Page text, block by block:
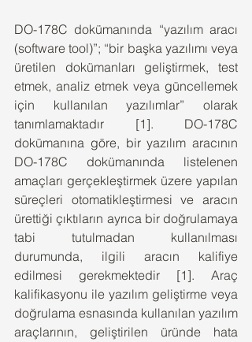
DO-178C dokümanında “yazılım aracı
(software tool)”; “bir başka yazılımı veya
üretilen dokümanları geliştirmek, test
etmek, analiz etmek veya güncellemek
için kullanılan yazılımlar” olarak
tanımlamaktadır [1]. DO-178C
dokümanına göre, bir yazılım aracının
DO-178C dokümanında listelenen
amaçları gerçekleştirmek üzere yapılan
süreçleri otomatikleştirmesi ve aracın
ürettiği çıktıların ayrıca bir doğrulamaya
tabi tutulmadan kullanılması
durumunda, ilgili aracın kalifiye
edilmesi gerekmektedir [1]. Araç
kalifikasyonu ile yazılım geliştirme veya
doğrulama esnasında kullanılan yazılım
araçlarının, geliştirilen üründe hata